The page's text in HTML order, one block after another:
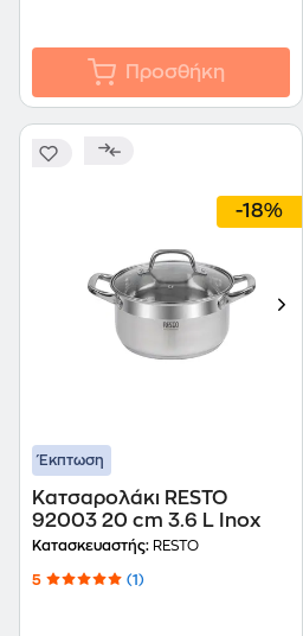
Προσθήκη
-18%
Έκπτωση
Κατσαρολάκι RESTO
92003 20 cm 3.6 L Inox
Κατασκευαστής: RESTO
5 (1)